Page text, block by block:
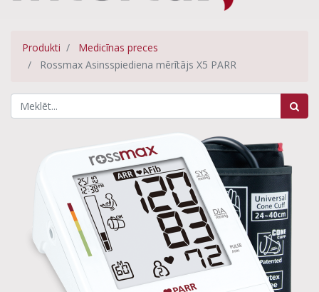
Produkti
Medicīnas preces
Rossmax Asinsspiediena mērītājs X5 PARR